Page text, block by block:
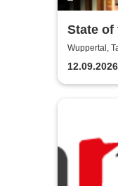
State of
von
Wuppertal,